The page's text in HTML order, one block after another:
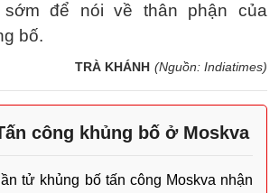
để nói về thân phận của
bố.
TRÀ KHÁNH (Nguồn: Indiatimes)
công khủng bố ở Moskva
tử khủng bố tấn công Moskva nhận